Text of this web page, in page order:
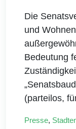
Die
und
Bedeutung
(parteilos,
Presse,